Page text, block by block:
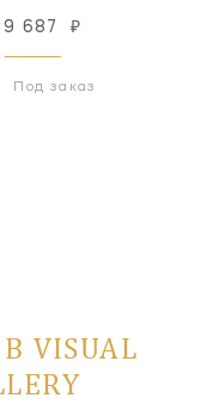
687 ₽
Под заказ
VISUAL